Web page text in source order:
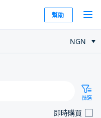
幫助
NGN
篩選
即時購買